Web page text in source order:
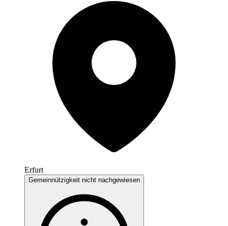
Erfurt
Gemeinnützigkeit nicht nachgewiesen